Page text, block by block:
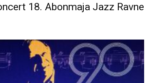
18. Abonmaja Jazz Ravne